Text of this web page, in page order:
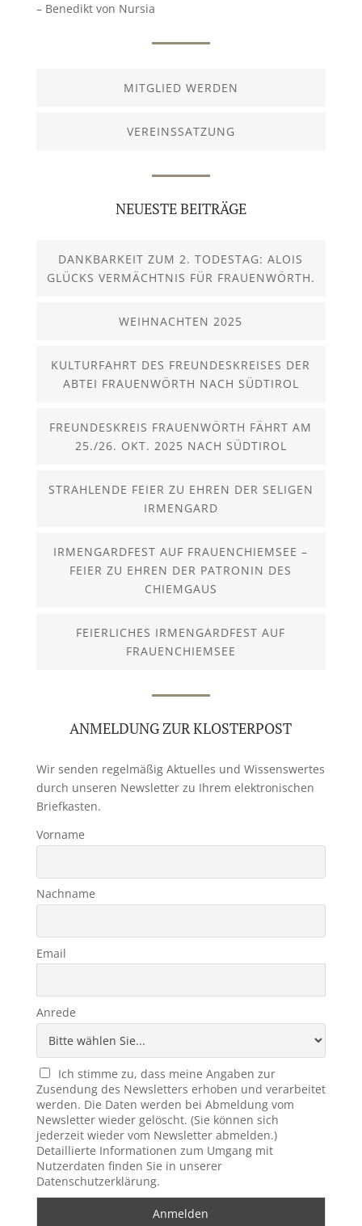
– Benedikt von Nursia
MITGLIED WERDEN
VEREINSSATZUNG
NEUESTE BEITRÄGE
DANKBARKEIT ZUM 2. TODESTAG: ALOIS
GLÜCKS VERMÄCHTNIS FÜR FRAUENWÖRTH.
WEIHNACHTEN 2025
KULTURFAHRT DES FREUNDESKREISES DER
ABTEI FRAUENWÖRTH NACH SÜDTIROL
FREUNDESKREIS FRAUENWÖRTH FÄHRT AM
25./26. OKT. 2025 NACH SÜDTIROL
STRAHLENDE FEIER ZU EHREN DER SELIGEN
IRMENGARD
IRMENGARDFEST AUF FRAUENCHIEMSEE –
FEIER ZU EHREN DER PATRONIN DES
CHIEMGAUS
FEIERLICHES IRMENGARDFEST AUF
FRAUENCHIEMSEE
ANMELDUNG ZUR KLOSTERPOST
Wir senden regelmäßig Aktuelles und Wissenswertes
durch unseren Newsletter zu Ihrem elektronischen
Briefkasten.
Vorname
Nachname
Email
Anrede
Ich stimme zu, dass meine Angaben zur
Zusendung des Newsletters erhoben und verarbeitet
werden. Die Daten werden bei Abmeldung vom
Newsletter wieder gelöscht. (Sie können sich
jederzeit wieder vom Newsletter abmelden.)
Detaillierte Informationen zum Umgang mit
Nutzerdaten finden Sie in unserer
Datenschutzerklärung.